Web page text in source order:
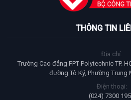
THÔNG TIN
Địa chỉ:
Trường Cao đẳng FPT Polytechnic TP.
đường Tô Ký, Phường Trung
Điện thoại:
(024) 7300